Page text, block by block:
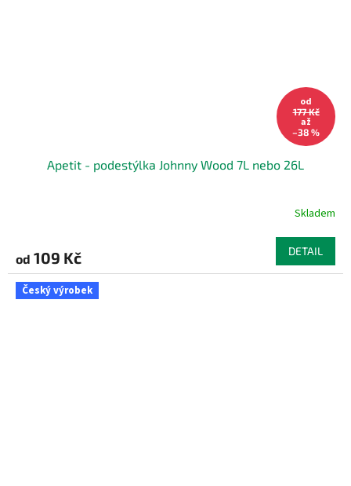
od
177 Kč
až
–38 %
Apetit - podestýlka Johnny Wood 7L nebo 26L
Skladem
od 109 Kč DETAIL
Český výrobek